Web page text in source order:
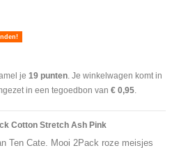
je 19 punten. Je winkelwagen komt in
in een tegoedbon van € 0,95.
Cotton Stretch Ash Pink
Ten Cate. Mooi 2Pack roze meisjes